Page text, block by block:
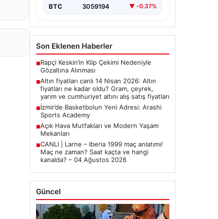
BTC 3059194 ▼ -0.37%
Son Eklenen Haberler
■Rapçi Keskin’in Klip Çekimi Nedeniyle
Gözaltına Alınması
■Altın fiyatları canlı 14 Nisan 2026: Altın
fiyatları ne kadar oldu? Gram, çeyrek,
yarım ve cumhuriyet altını alış satış fiyatları
■İzmir’de Basketbolun Yeni Adresi: Arashi
Sports Academy
■Açık Hava Mutfakları ve Modern Yaşam
Mekanları
■CANLI | Larne – Iberia 1999 maç anlatımı!
Maç ne zaman? Saat kaçta ve hangi
kanalda? – 04 Ağustos 2026
Güncel